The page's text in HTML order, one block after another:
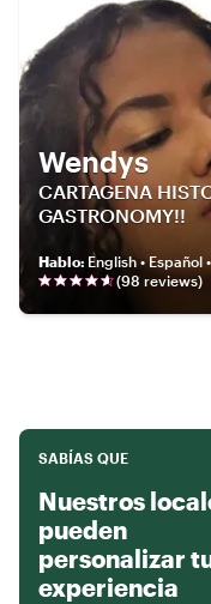
Wendys
CARTAGENA
GASTRONOMY!!
Hablo: English • Español
(98 reviews)
SABÍAS QUE
Nuestros
pueden
personalizar
experiencia